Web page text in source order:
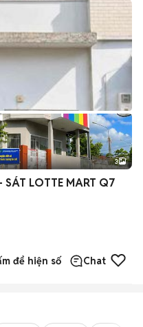
3
SÁT LOTTE MART Q7
để hiện số Chat